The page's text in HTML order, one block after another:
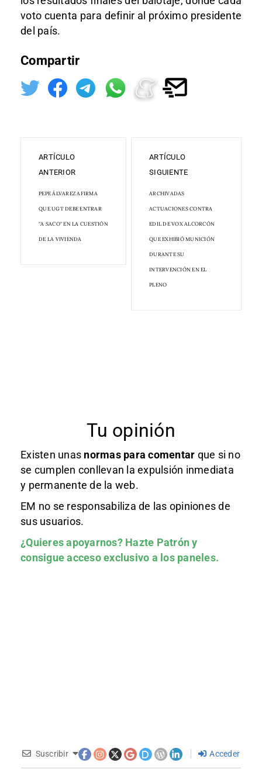
voto cuenta para definir al próximo presidente
del país.
Compartir
ARTÍCULO
ANTERIOR
PEPE ÁLVAREZ AFIRMA
QUE UGT DEBE ENTRAR
"A SACO" EN LA CUESTIÓN
DE LA VIVIENDA
ARTÍCULO
SIGUIENTE
ARCHIVADAS
ACTUACIONES CONTRA
EDIL DE VOX ALCORCÓN
QUE EXHIBIÓ MUNICIÓN
DURANTE SU
INTERVENCIÓN EN EL
PLENO
Tu opinión
Existen unas normas para comentar que si no
se cumplen conllevan la expulsión inmediata
y permanente de la web.
EM no se responsabiliza de las opiniones de
sus usuarios.
¿Quieres apoyarnos? Hazte Patróny
consigue acceso exclusivo a los paneles.
Suscribir Acceder